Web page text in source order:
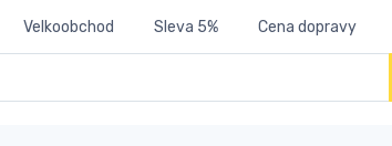
Velkoobchod Sleva 5% Cena dopravy